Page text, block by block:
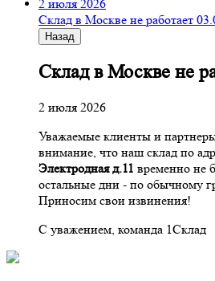
2 июля 2026
Склад в Москве не работает
Назад
Склад в Москве не
2 июля 2026
Уважаемые клиенты и
внимание, что наш склад по
Электродная д.11 временно не
остальные дни - по обычному
Приносим свои извинения!
С уважением, команда 1Склад